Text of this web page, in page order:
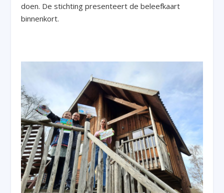
doen. De stichting presenteert de beleefkaart
binnenkort.